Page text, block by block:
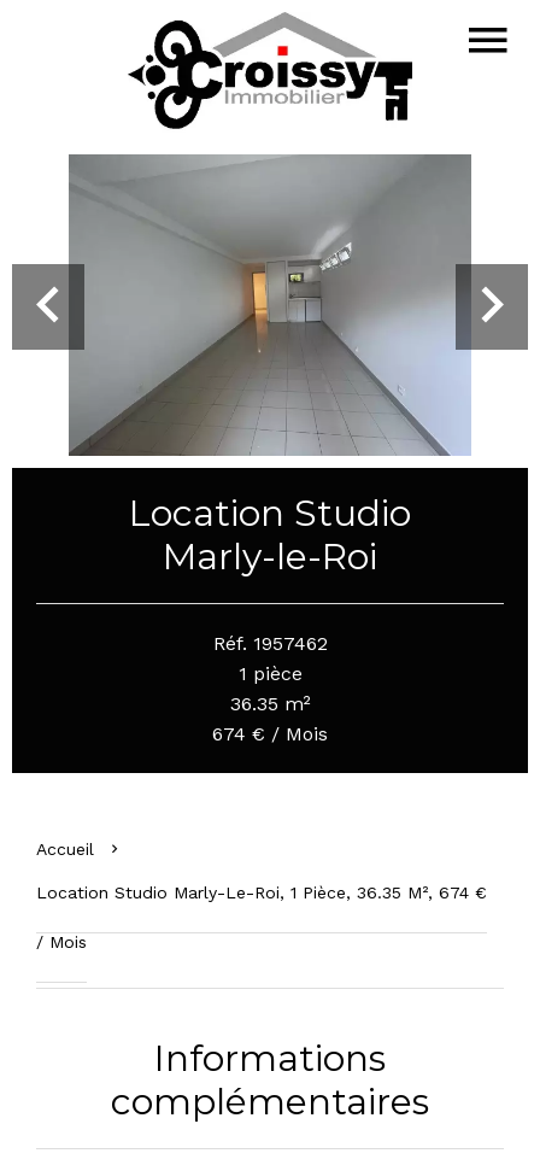
Location Studio
Marly-le-Roi
Réf. 1957462
1 pièce
36.35 m²
674 € / Mois
Accueil
Location Studio Marly-Le-Roi, 1 Pièce, 36.35 M², 674 €
/ Mois
Informations
complémentaires